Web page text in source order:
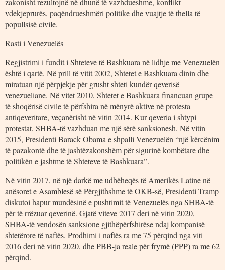
vdekjeprurës, paqëndrueshmëri politike dhe vuajtje të thella të
popullsisë civile.
Rasti i Venezuelës
Regjistrimi i fundit i Shteteve të Bashkuara në lidhje me Venezuelën
është i qartë. Në prill të vitit 2002, Shtetet e Bashkuara dinin dhe
miratuan një përpjekje për grusht shteti kundër qeverisë
venezueliane. Në vitet 2010, Shtetet e Bashkuara financuan grupe
të shoqërisë civile të përfshira në mënyrë aktive në protesta
antiqeveritare, veçanërisht në vitin 2014. Kur qeveria i shtypi
protestat, SHBA-të vazhduan me një sërë sanksionesh. Në vitin
2015, Presidenti Barack Obama e shpalli Venezuelën “një kërcënim
të pazakontë dhe të jashtëzakonshëm për sigurinë kombëtare dhe
politikën e jashtme të Shteteve të Bashkuara”.
Në vitin 2017, në një darkë me udhëheqës të Amerikës Latine në
anësoret e Asamblesë së Përgjithshme të OKB-së, Presidenti Tramp
diskutoi hapur mundësinë e pushtimit të Venezuelës nga SHBA-të
për të rrëzuar qeverinë. Gjatë viteve 2017 deri në vitin 2020,
SHBA-të vendosën sanksione gjithëpërfshirëse ndaj kompanisë
shtetërore të naftës. Prodhimi i naftës ra me 75 përqind nga viti
2016 deri në vitin 2020, dhe PBB-ja reale për frymë (PPP) ra me 62
përqind.